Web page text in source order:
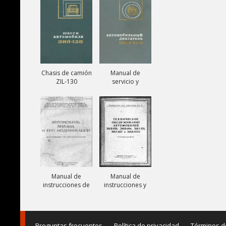
131V
Chasis de camión
ZIL-130
Manual de
servicio y
motor ZIL-130
Manual de
instrucciones de
Manual de
instrucciones y
150, ZIL-151, ZIL-